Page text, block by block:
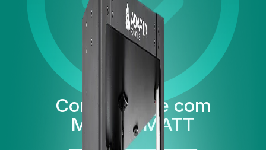
Comece hoje com
M360 e MATT